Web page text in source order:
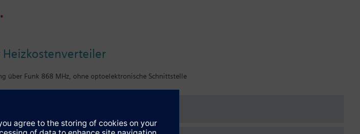
Heizkostenverteiler
über Funk 868 MHz, ohne optoelektronische Schnittstelle